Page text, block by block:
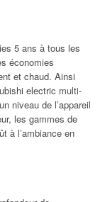
5 ans à tous les
économies
et chaud. Ainsi
electric multi-
niveau de l’appareil
les gammes de
à l’ambiance en